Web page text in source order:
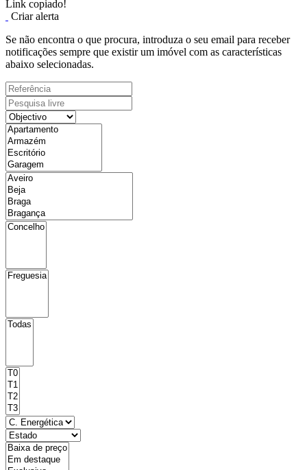
Link copiado!
Criar alerta
Se não encontra o que procura, introduza o seu email para receber
notificações sempre que existir um imóvel com as características
abaixo selecionadas.